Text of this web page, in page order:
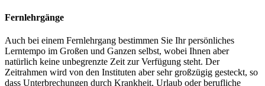
Fernlehrgänge
Auch bei einem Fernlehrgang bestimmen Sie Ihr persönliches
Lerntempo im Großen und Ganzen selbst, wobei Ihnen aber
natürlich keine unbegrenzte Zeit zur Verfügung steht. Der
Zeitrahmen wird von den Instituten aber sehr großzügig gesteckt, so
dass Unterbrechungen durch Krankheit, Urlaub oder berufliche